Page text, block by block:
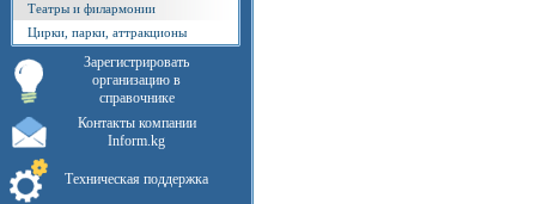
Театры и филармонии
Цирки, парки, аттракционы
Зарегистрировать
организацию в
справочнике
Контакты компании
Inform.kg
Техническая поддержка